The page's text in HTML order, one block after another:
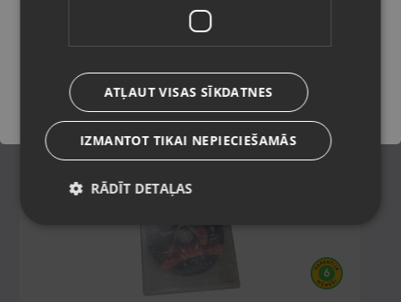
Stāvoklis Mazlietots (Garantija 12 mēneši)
25.00€
Saglabāt
ATĻAUT VISAS SĪKDATNES
IZMANTOT TIKAI NEPIECIEŠAMĀS
RĀDĪT DETAĻAS